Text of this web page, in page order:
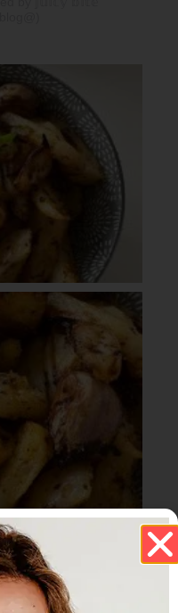
כתיבת תגובה